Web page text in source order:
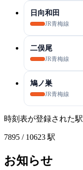
日向和田
JR青梅線
二俣尾
JR青梅線
鳩ノ巣
JR青梅線
時刻表が登録された駅
7895 / 10623 駅
お知らせ